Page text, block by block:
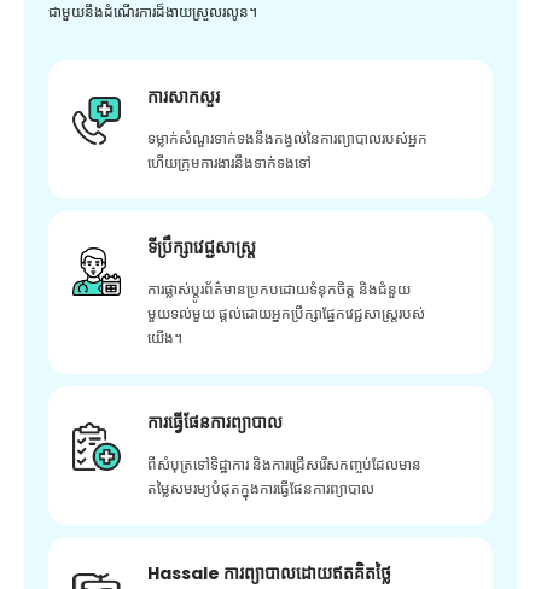
ជាមួយនឹងដំណើរការដ៏ងាយស្រួលរលូន។
ការសាកសួរ
ទម្លាក់សំណួរទាក់ទងនឹងកង្វល់នៃការព្យាបាលរបស់អ្នក
ហើយក្រុមការងារនឹងទាក់ទងទៅ
ទីប្រឹក្សាវេជ្ជសាស្ត្រ
ការផ្លាស់ប្តូរព័ត៌មានប្រកបដោយទំនុកចិត្ត និងជំនួយ
មួយទល់មួយ ផ្តល់ដោយអ្នកប្រឹក្សាផ្នែកវេជ្ជសាស្រ្តរបស់
យើង។
ការធ្វើផែនការព្យាបាល
ពីសំបុត្រទៅទិដ្ឋាការ និងការជ្រើសរើសកញ្ចប់ដែលមាន
តម្លៃសមរម្យបំផុតក្នុងការធ្វើផែនការព្យាបាល
Hassale ការព្យាបាលដោយឥតគិតថ្លៃ